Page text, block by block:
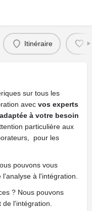
Itinéraire
sur tous les
avec vos experts
à votre besoin
particulière aux
pour les
pouvons vous
à l'intégration.
? Nous pouvons
l'intégration.